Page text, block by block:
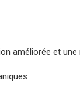
améliorée et